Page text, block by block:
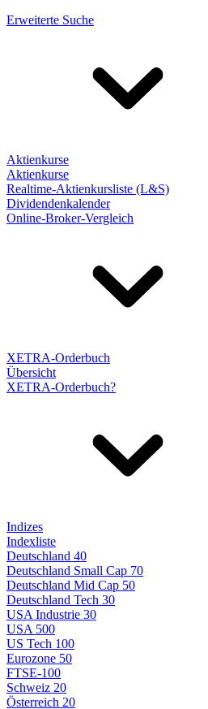
Erweiterte Suche
Aktienkurse
Aktienkurse
Realtime-Aktienkursliste (L&S)
Dividendenkalender
Online-Broker-Vergleich
XETRA-Orderbuch
Übersicht
XETRA-Orderbuch?
Indizes
Indexliste
Deutschland 40
Deutschland Small Cap 70
Deutschland Mid Cap 50
Deutschland Tech 30
USA Industrie 30
USA 500
US Tech 100
Eurozone 50
FTSE-100
Schweiz 20
Österreich 20